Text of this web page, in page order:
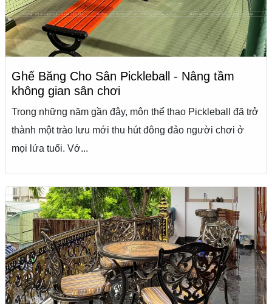
Ghế Băng Cho Sân Pickleball - Nâng tầm
không gian sân chơi
Trong những năm gần đây, môn thể thao Pickleball đã trở
thành một trào lưu mới thu hút đông đảo người chơi ở
mọi lứa tuổi. Vớ...